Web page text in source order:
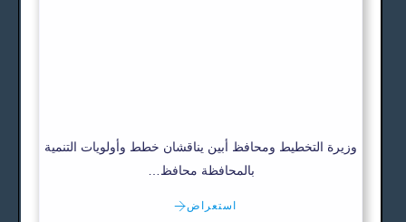
وزيرة التخطيط ومحافظ أبين يناقشان خطط وأولويات التنمية
بالمحافظة محافظ…
استعراض